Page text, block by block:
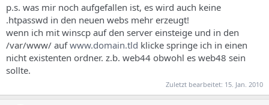
p.s. was mir noch aufgefallen ist, es wird auch keine
.htpasswd in den neuen webs mehr erzeugt!
wenn ich mit winscp auf den server einsteige und in den
/var/www/ aufwww.domain.tld klicke springe ich in einen
nicht existenten ordner. z.b. web44 obwohl es web48 sein
sollte.
Zuletzt bearbeitet: 15. Jan. 2010